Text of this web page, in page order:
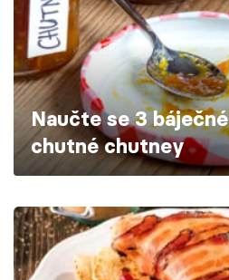
Škola vaření
Recepty z TV
Speciál: Cuketa
Těhotnej kuchař
Přihlášení
Naučte se 3
chutné chutney